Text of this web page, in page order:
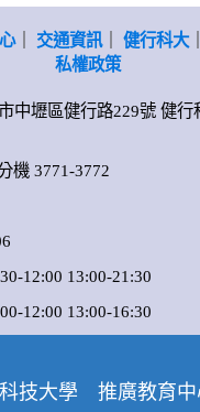
｜ 交通資訊｜ 健行科大｜
私權政策
中壢區健行路229號 健
機 3771-3772
12:00 13:00-21:30
13:00-16:30
技大學 推廣教育中